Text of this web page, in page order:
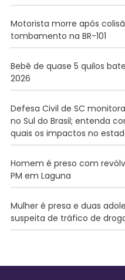
Motorista morre após
tombamento na BR-101
Bebê de quase 5 quilos
2026
Defesa Civil de SC
no Sul do Brasil; entenda
quais os impactos no
Homem é preso com
PM em Laguna
Mulher é presa e duas
suspeita de tráfico de